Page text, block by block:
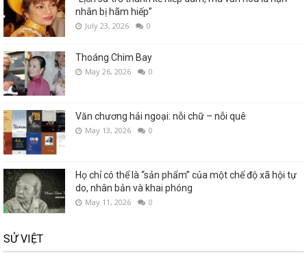
nhân bị hãm hiếp”
July 23, 2026 0
Thoáng Chim Bay
May 26, 2026 0
Văn chương hải ngoại: nỗi chữ – nỗi quê
May 13, 2026 0
Họ chỉ có thể là “sản phẩm” của một chế độ xã hội tự
do, nhân bản và khai phóng
May 11, 2026 0
SỬ VIỆT